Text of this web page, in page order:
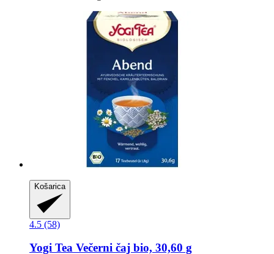
Košarica
4.5 (58)
Yogi Tea Večerni čaj bio, 30,60 g